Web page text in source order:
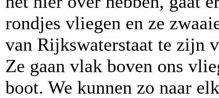
rondjes vliegen en ze
van Rijkswaterstaat te zijn
Ze gaan vlak boven ons
boot. We kunnen zo naar